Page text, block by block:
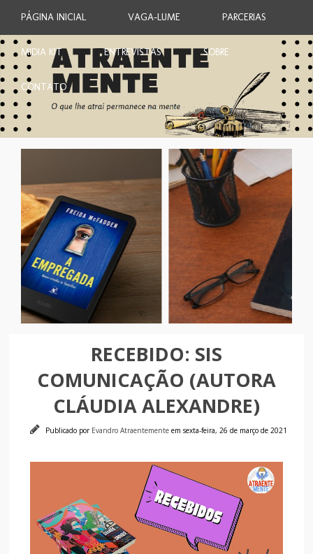
PÁGINA INICIAL VAGA-LUME PARCERIAS
MIDIA KIT ENTREVISTAS SOBRE
CONTATO
RECEBIDO: SIS
COMUNICAÇÃO (AUTORA
CLÁUDIA ALEXANDRE)
Publicado por Evandro Atraentemente em sexta-feira, 26 de março de 2021